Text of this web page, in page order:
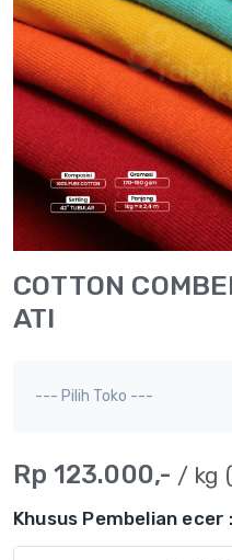
COTTON
ATI
Rp 123.000,- / kg
Khusus Pembelian ecer :